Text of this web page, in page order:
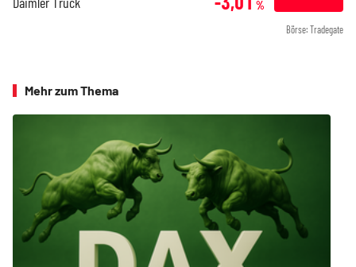
%
Börse: Tradegate
Mehr zum Thema